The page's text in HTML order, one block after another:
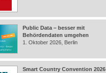
Public Data – besser mit
Behördendaten umgehen
1. Oktober 2026, Berlin
Smart Country Convention 2026